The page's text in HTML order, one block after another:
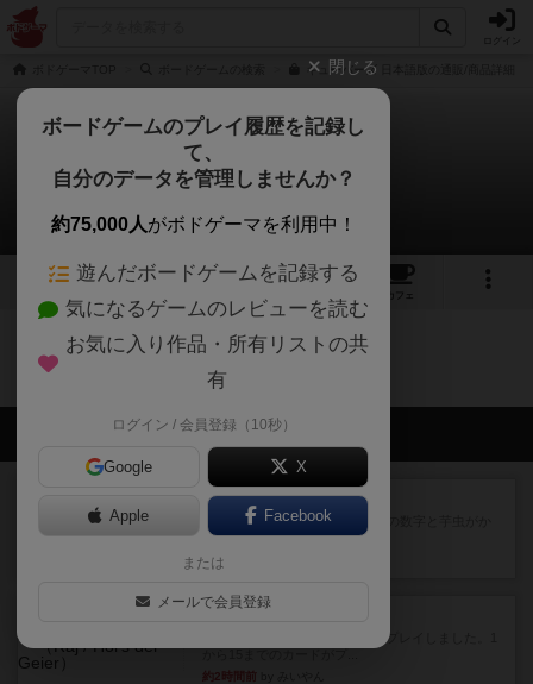
キューバーズ 日本語版の通販/商品詳細
キューバーズ
0件のリプレイ日記
9 24
カフェ
キューバーズのトップに戻る
会員の新しい投稿
ヘックメック
サイコロゲームです1から5までの数字と芋虫がか
かれたダイス。これを振っ...
約2時間前
超有名なゲームですが、初めてプレイしました。1
約2時間前
閉じる
ボードゲームのプレイ履歴を記録し
て、
自分のデータを管理しませんか？
約75,000人がボドゲーマを利用中！
遊んだボードゲームを記録する
気になるゲームのレビューを読む
お気に入り作品・所有リストの共
有
ログイン / 会員登録（10秒）
Google X
Apple Facebook
または
メールで会員登録